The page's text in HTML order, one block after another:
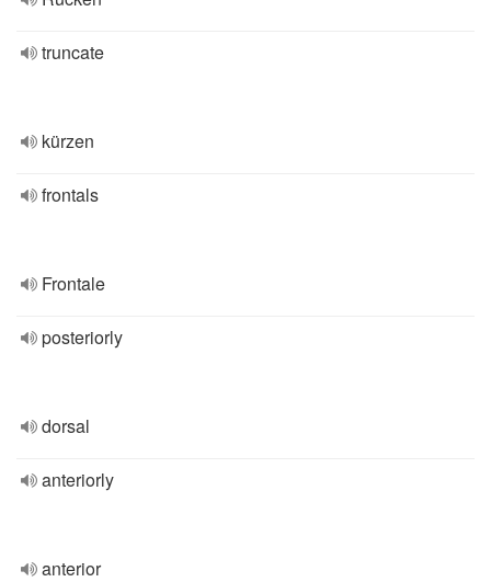
truncate
kürzen
frontals
Frontale
posteriorly
dorsal
anteriorly
anterior